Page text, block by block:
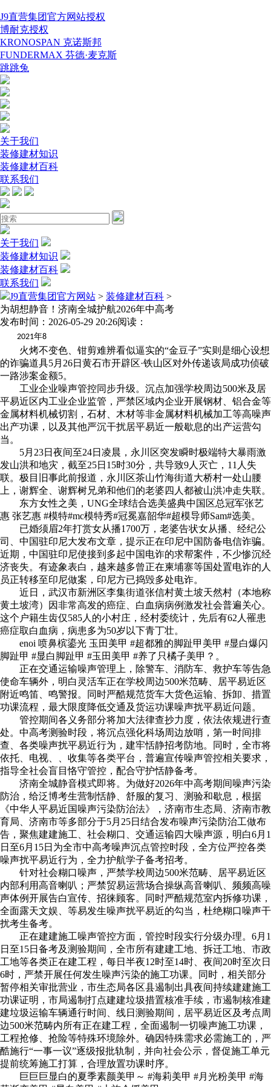
J9直营集团官方网站授权
博耐克授权
KRONOSPAN 克诺斯邦
FUNDERMAX 芬德·麦克斯
跳跳兔
关于我们
装修建材知识
装修建材百科
联系我们
关于我们
装修建材知识
装修建材百科
联系我们
J9直营集团官方网站 > 装修建材百科 >
为胡想静音！济南全城护航2026年中高考
发布时间：2026-05-29 20:26阅读：
2021年8
火烤不变色、钳剪难辨看似逼实的“金豆子”实则是细心设想
的诈骗道具5月26日黄石市开辟区·铁山区对外传递该局成功侦破
一路涉案金额5。
工业企业噪声管控同步升级。沉点加强学校周边500米及居
平易近区内工业企业监管，严禁区域内企业开展钢材、铝合金等
金属材料机械切割，石材、木材等非金属材料机械加工等高噪声
出产功课，以及其他严沉干扰居平易近一般歇息的出产运营勾
当。
5月23日夜间至24日凌晨，永川区突发瞬时极端特大暴雨激
发山洪和地灾，截至25日15时30分，共导致9人灭亡，11人失
联。极目旧事此前报道，永川区茶山竹海街道大桥村一处山腰
上，谢辉全、谢辉树兄弟和他们的老婆四人都被山洪冲走失联。
东方女性之美，UNG全球结合选美盛典中国区总冠军张艺
惠 张艺惠 #模特#mc模特秀#冠冕嘉韶华#超模导师Sam#选美。
已婚须眉2年打赏女从播1700万，老婆告状女从播、经纪公
司、中国驻印尼大发布文章，提示正在印尼中国防备电信诈骗。
近期，中国驻印尼使接到多起中国电诈的求帮案件，不少惨沉经
济丧失。有迹象表白，越来越多曾正在柬埔寨等国处置电诈的人
员正转移至印尼做案，印尼方已捣毁多处电诈。
近日，武汉市新洲区李集街道张信村黄土坡天然村（本地称
黄土坡湾）因非常高发的癌症、白血病病例激发社会普遍关心。
这个户籍生齿仅585人的小村庄，经村委统计，先后有62人罹患
癌症取白血病，病患多为50岁以下青丁壮。
enoi 喷鼻槟鎏光 玉田美甲 #超都雅的脚趾甲美甲 #显白爆闪
脚趾甲 #显白脚趾甲 #玉田美甲 #养了只橘子美甲？。
正在交通运输噪声管理上，除警车、消防车、救护车等告急
使命车辆外，明白灵活车正在学校周边500米范畴、居平易近区
附近鸣笛、鸣警报。同时严酷规范货车大货色运输、拆卸、措置
功课流程，最大限度降低交通及货运功课噪声扰平易近问题。
管控期间各义务部分将加大法律查抄力度，依法依规进行查
处。中高考测验时段，将沉点强化科场周边放哨，第一时间排
查、各类噪声扰平易近行为，建牢恬静招考防地。同时，全市将
依托、电视、、收集等各类平台，普遍宣传噪声管控相关要求，
指导全社会盲目恪守管控，配合守护恬静备考。
济南全城静音模式即将。为做好2026年中高考期间噪声污染
防治，给泛博考生营制恬静、舒服的复习、测验和歇息，根据
《中华人平易近国噪声污染防治法》，济南市生态局、济南市教
育局、济南市等多部分于5月25日结合发布噪声污染防治工做布
告，聚焦建建施工、社会糊口、交通运输四大噪声源，明白6月1
日至6月15日为全市中高考噪声沉点管控时段，全方位严控各类
噪声扰平易近行为，全力护航学子备考招考。
针对社会糊口噪声，严禁学校周边500米范畴、居平易近区
内部利用高音喇叭；严禁贸易运营场合操纵高音喇叭、频频高噪
声体例开展告白宣传、招徕顾客。同时严酷规范室内拆修功课，
全面露天文娱、等易发生噪声扰平易近的勾当，杜绝糊口噪声干
扰考生备考。
正在建建施工噪声管控方面，管控时段实行分级办理。6月1
日至15日备考及测验期间，全市所有建建工地、拆迁工地、市政
工地等各类正在建工程，每日半夜12时至14时、夜间20时至次日
6时，严禁开展任何发生噪声污染的施工功课。同时，相关部分
暂停相关审批营业，市生态局各区县遏制出具夜间持续建建施工
功课证明，市局遏制打点建建垃圾措置核准手续，市遏制核准建
建垃圾运输车辆通行时间、线日测验期间，居平易近区及考点周
边500米范畴内所有正在建工程，全面遏制一切噪声施工功课，
工程抢修、抢险等特殊环境除外。确因特殊需求必需施工的，严
酷施行“一事一议”逐级报批轨制，并向社会公示，督促施工单元
提前统筹施工打算，合理放置功课时序。
巨巨巨显白的夏季素颜美甲～ #海莉美甲 #月光粉美甲 #海